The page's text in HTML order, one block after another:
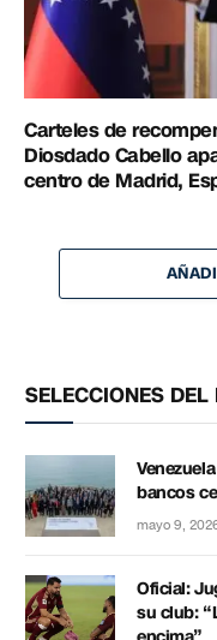
Carteles de
Diosdado Cabello
centro de Madrid,
SELECCIONES DEL
bancos
mayo 9,
Oficial:
su club: